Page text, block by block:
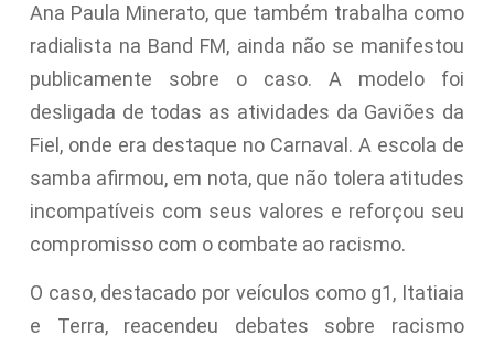
Ana Paula Minerato, que também trabalha como
radialista na Band FM, ainda não se manifestou
publicamente sobre o caso. A modelo foi
desligada de todas as atividades da Gaviões da
Fiel, onde era destaque no Carnaval. A escola de
samba afirmou, em nota, que não tolera atitudes
incompatíveis com seus valores e reforçou seu
compromisso com o combate ao racismo.
O caso, destacado por veículos como g1, Itatiaia
e Terra, reacendeu debates sobre racismo